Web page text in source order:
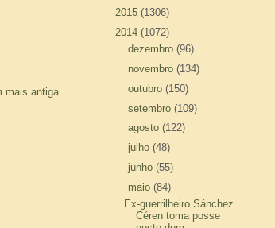
mais antiga
2015 (1306)
2014 (1072)
dezembro (96)
novembro (134)
outubro (150)
setembro (109)
agosto (122)
julho (48)
junho (55)
maio (84)
Ex-guerrilheiro Sánchez
Céren toma posse